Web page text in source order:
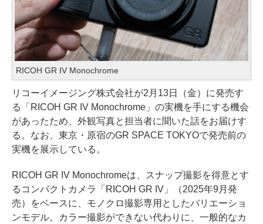
RICOH GR IV Monochrome
リコーイメージング株式会社が2月13日（金）に発売す
る「RICOH GR IV Monochrome」の実機を手にする機会
があったため、外観写真と担当者に聞いた話をお届けす
る。なお、東京・原宿のGR SPACE TOKYOで発売前の
実機を展示している。
RICOH GR IV Monochromeは、スナップ撮影を得意とす
るコンパクトカメラ「RICOH GR IV」（2025年9月発
売）をベースに、モノクロ撮影専用としたバリエーショ
ンモデル。カラー撮影ができない代わりに、一般的なカ